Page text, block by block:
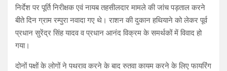
निर्देश पर पूर्ति निरीक्षक एवं नायब तहसीलदार मामले की जांच पड़ताल करने
बीते दिन ग्राम रम्पुरा नवादा गए थे। राशन की दुकान हथियाने को लेकर पूर्व
प्रधान सुरेंद्र सिंह यादव व प्रधान आनंद विक्रम के समर्थकों में विवाद हो
गया।
दोनों पक्षों के लोगों ने पथराव करने के बाद रुतवा कायम करने के लिए फायरिंग